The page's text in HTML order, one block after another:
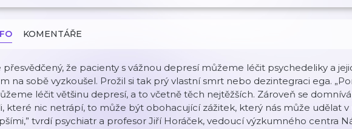
KOMENTÁŘE
přesvědčený, že pacienty s vážnou depresí můžeme léčit psychedeliky a
na sobě vyzkoušel. Prožil si tak prý vlastní smrt nebo dezintegraci ega.
léčit většinu depresí, a to včetně těch nejtěžších. Zároveň se
které nic netrápí, to může být obohacující zážitek, který nás může udělat
tvrdí psychiatr a profesor Jiří Horáček, vedoucí výzkumného centra